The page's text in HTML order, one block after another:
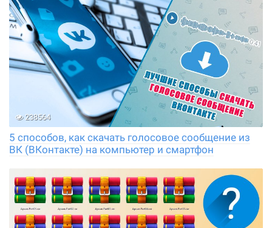
238564
5 способов, как скачать голосовое сообщение из
ВК (ВКонтакте) на компьютер и смартфон